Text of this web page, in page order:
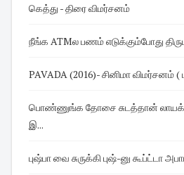
கெத்து - திரை விமர்சனம்
நீங்க
பொண்ணுங்க தோசை சுடத்தான்
இ...
புஷ்பா வை சுருக்கி புஷ்-னு கூப்ட்டா